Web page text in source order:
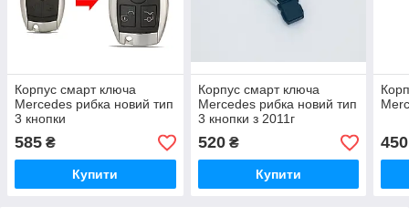
Корпус смарт ключа
Mercedes рибка новий тип
3 кнопки
585 ₴
Купити
Корпус смарт ключа
Mercedes рибка новий тип
3 кнопки з 2011г
520₴
Купити
450